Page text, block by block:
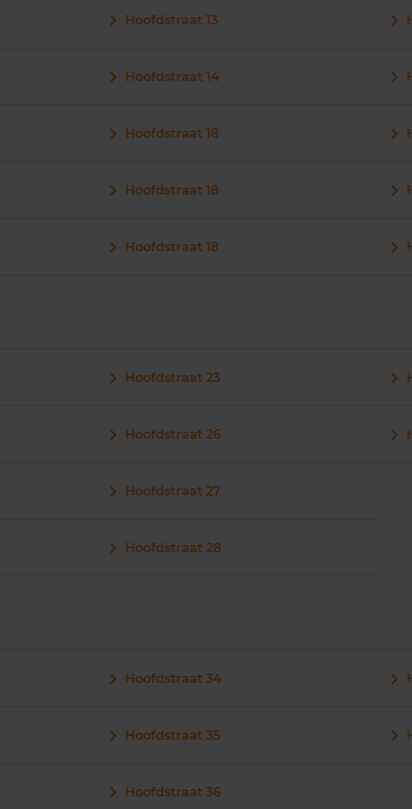
Hoofdstraat 13
Hoofdstraat 14
Hoofdstraat 18
Hoofdstraat 18
Hoofdstraat 18
Hoofdstraat 23
Hoofdstraat 26
Hoofdstraat 27
Hoofdstraat 28
Hoofdstraat 34
Hoofdstraat 35
Hoofdstraat 36